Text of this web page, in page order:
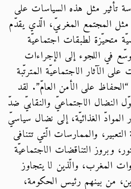
تأثير مثل هذه السياسات على
المجتمع المغربيّ، الّذي يقدّم
متحيّزة لطبقات اجتماعيّة
في اللجوء إلى الإجراءات
الآثار الاجتماعيّة المترتّبة
على الأمن العامّ”. لقد
النضال الاجتماعيّ والنقابيّ ضدّ
الموادّ الغذائيّة، إلى نضال سياسيّ
والممارسات الّتي تتنافى
وبروز التناقضات الاجتماعيّة
المغرب، والّذين لا يتجاوز
من بينهم رئيس الحكومة،